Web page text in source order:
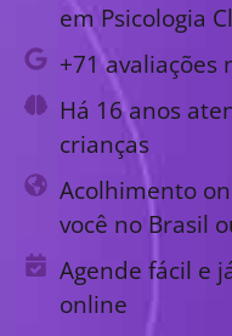
em Psicologia
+71 avaliações
Há 16 anos
crianças
Acolhimento
você no Brasil
Agende fácil e
online